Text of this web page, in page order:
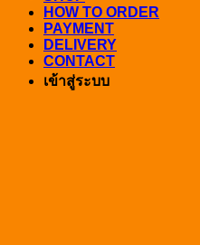
HOW TO ORDER
PAYMENT
DELIVERY
CONTACT
เข้าสู่ระบบ